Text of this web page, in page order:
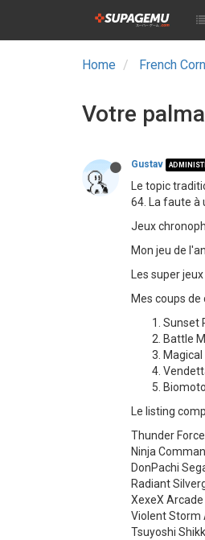
Home French
Votre
Gustav
Le topic
64. La faute à
Jeux
Mon jeu de
Les super
Mes coups de
Sunset
Battle
Le listing
Thunder
Ninja
DonPachi
Radiant
XexeX Arcade
Violent Storm
Tsuyoshi